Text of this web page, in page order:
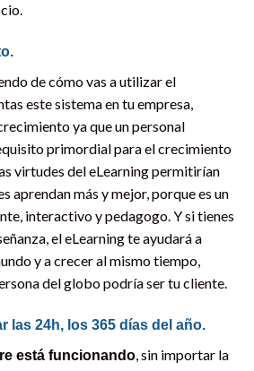
de cómo vas a utilizar el
este sistema en tu empresa,
ya que un personal
primordial para el crecimiento
virtudes del eLearning permitirían
aprendan más y mejor, porque es un
interactivo y pedagogo. Y si tienes
el eLearning te ayudará a
y a crecer al mismo tiempo,
del globo podría ser tu cliente.
las 24h, los 365 días del año.
está funcionando, sin importar la